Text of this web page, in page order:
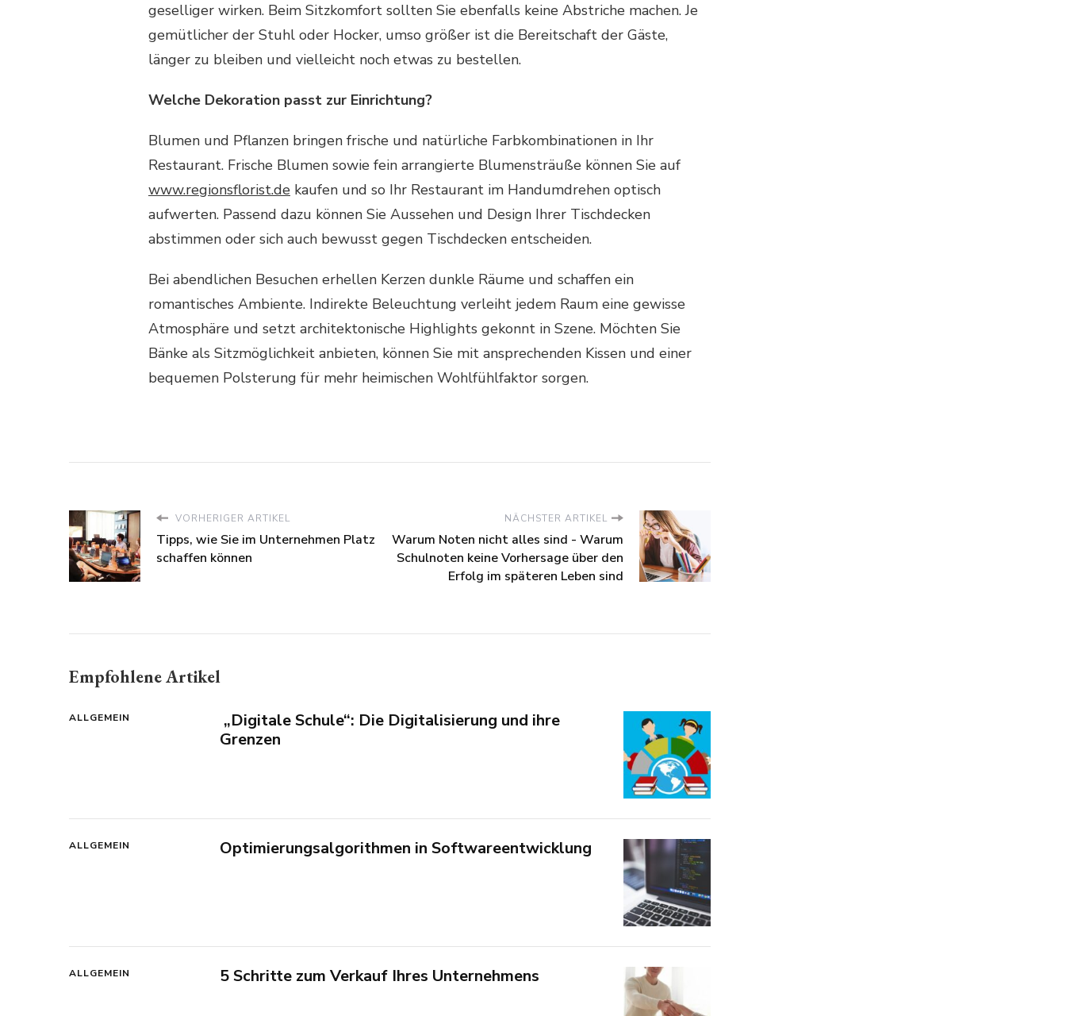
geselliger wirken. Beim Sitzkomfort sollten Sie ebenfalls keine Abstriche machen. Je
gemütlicher der Stuhl oder Hocker, umso größer ist die Bereitschaft der Gäste,
länger zu bleiben und vielleicht noch etwas zu bestellen.
Welche Dekoration passt zur Einrichtung?
Blumen und Pflanzen bringen frische und natürliche Farbkombinationen in Ihr
Restaurant. Frische Blumen sowie fein arrangierte Blumensträuße können Sie auf
www.regionsflorist.de kaufen und so Ihr Restaurant im Handumdrehen optisch
aufwerten. Passend dazu können Sie Aussehen und Design Ihrer Tischdecken
abstimmen oder sich auch bewusst gegen Tischdecken entscheiden.
Bei abendlichen Besuchen erhellen Kerzen dunkle Räume und schaffen ein
romantisches Ambiente. Indirekte Beleuchtung verleiht jedem Raum eine gewisse
Atmosphäre und setzt architektonische Highlights gekonnt in Szene. Möchten Sie
Bänke als Sitzmöglichkeit anbieten, können Sie mit ansprechenden Kissen und einer
bequemen Polsterung für mehr heimischen Wohlfühlfaktor sorgen.
VORHERIGER ARTIKEL
Tipps, wie Sie im Unternehmen Platz
schaffen können
NÄCHSTER ARTIKEL
Warum Noten nicht alles sind - Warum
Schulnoten keine Vorhersage über den
Erfolg im späteren Leben sind
Empfohlene Artikel
ALLGEMEIN
„Digitale Schule“: Die Digitalisierung und ihre
Grenzen
ALLGEMEIN Optimierungsalgorithmen in Softwareentwicklung
ALLGEMEIN 5 Schritte zum Verkauf Ihres Unternehmens